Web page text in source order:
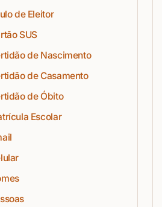
de Eleitor
SUS
de Nascimento
de Casamento
de Óbito
Escolar